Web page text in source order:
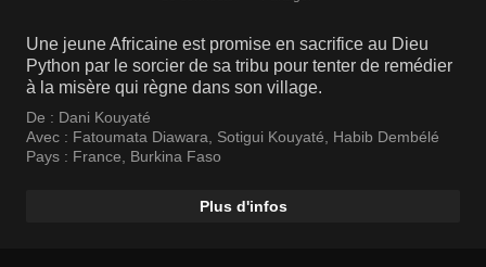
Une jeune Africaine est promise en sacrifice au Dieu
Python par le sorcier de sa tribu pour tenter de remédier
à la misère qui règne dans son village.
De : Dani Kouyaté
Avec : Fatoumata Diawara, Sotigui Kouyaté, Habib Dembélé
Pays : France, Burkina Faso
Plus d'infos